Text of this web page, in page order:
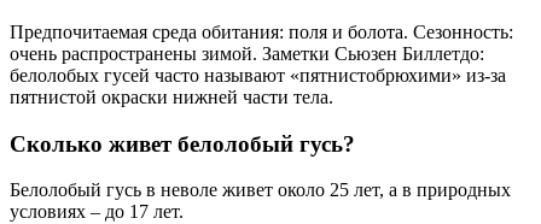
Предпочитаемая среда обитания: поля и болота. Сезонность:
очень распространены зимой. Заметки Сьюзен Биллетдо:
белолобых гусей часто называют «пятнистобрюхими» из-за
пятнистой окраски нижней части тела.
Сколько живет белолобый гусь?
Белолобый гусь в неволе живет около 25 лет, а в природных
условиях – до 17 лет.